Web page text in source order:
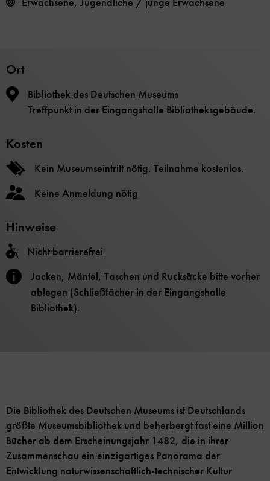
Ort
Bibliothek des Deutschen Museums
Treffpunkt in der Eingangshalle Bibliotheksgebäude.
Kosten
Kein Museumseintritt nötig. Teilnahme kostenlos.
Keine Anmeldung nötig
Hinweise
Nicht barrierefrei
Jacken, Mäntel, Taschen und Rucksäcke bitte vorher
ablegen (Schließfächer in der Eingangshalle
Bibliothek).
Die Bibliothek des Deutschen Museums ist Deutschlands
größte Museumsbibliothek und beherbergt fast eine Million
Bücher ab dem Erscheinungsjahr 1482, die in ihrer
Zusammenschau ein einzigartiges Panorama der
Entwicklung naturwissenschaftlich-technischer Kultur